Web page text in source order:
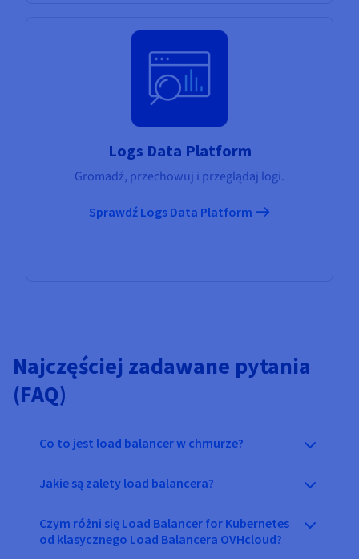
Logs Data Platform
Gromadź, przechowuj i przeglądaj logi.
Sprawdź Logs Data Platform
Najczęściej zadawane pytania
(FAQ)
Co to jest load balancer w chmurze?
Jakie są zalety load balancera?
Czym różni się Load Balancer for Kubernetes
od klasycznego Load Balancera OVHcloud?